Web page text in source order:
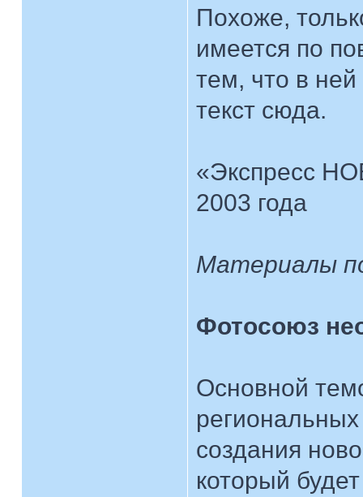
Похоже,
имеется по
тем, что в
текст сюда.
«Экспресс
2003 года
Материалы
Фотосоюз
Основной
создания
который